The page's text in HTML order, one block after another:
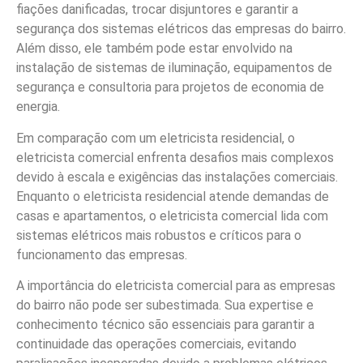
fiações danificadas, trocar disjuntores e garantir a
segurança dos sistemas elétricos das empresas do bairro.
Além disso, ele também pode estar envolvido na
instalação de sistemas de iluminação, equipamentos de
segurança e consultoria para projetos de economia de
energia.
Em comparação com um eletricista residencial, o
eletricista comercial enfrenta desafios mais complexos
devido à escala e exigências das instalações comerciais.
Enquanto o eletricista residencial atende demandas de
casas e apartamentos, o eletricista comercial lida com
sistemas elétricos mais robustos e críticos para o
funcionamento das empresas.
A importância do eletricista comercial para as empresas
do bairro não pode ser subestimada. Sua expertise e
conhecimento técnico são essenciais para garantir a
continuidade das operações comerciais, evitando